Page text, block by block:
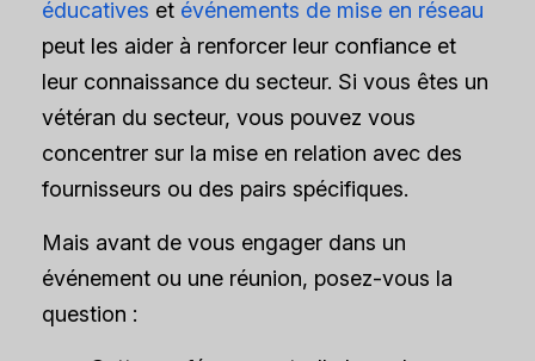
éducatives et événements de mise en réseau
peut les aider à renforcer leur confiance et
leur connaissance du secteur. Si vous êtes un
vétéran du secteur, vous pouvez vous
concentrer sur la mise en relation avec des
fournisseurs ou des pairs spécifiques.
Mais avant de vous engager dans un
événement ou une réunion, posez-vous la
question :